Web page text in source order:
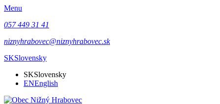
Menu
057 449 31 41
niznyhrabovec@niznyhrabovec.sk
SKSlovensky
SKSlovensky
ENEnglish